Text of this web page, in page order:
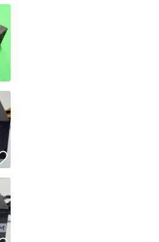
ているものではありません
で24時間以内＆設定した発送日数内に発送してい
で24時間以内に発送しています
た発送日数内に発送しています
ル